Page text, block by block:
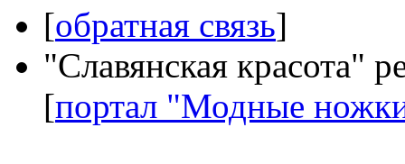
[обратная связь]
"Славянская красота"
[портал "Модные